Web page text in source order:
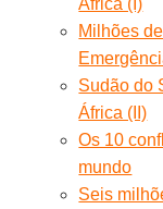
Milhões
Sudão do
África (II)
Os 10
mundo
Seis